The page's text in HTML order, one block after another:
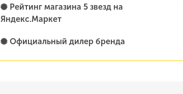
Рейтинг магазина 5 звезд на
Яндекс.Маркет
Официальный дилер бренда